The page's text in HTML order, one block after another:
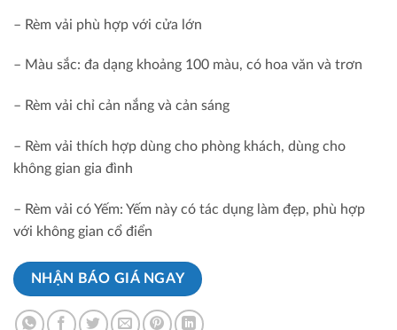
– Rèm vải phù hợp với cửa lớn
– Màu sắc: đa dạng khoảng 100 màu, có hoa văn và trơn
– Rèm vải chỉ cản nắng và cản sáng
– Rèm vải thích hợp dùng cho phòng khách, dùng cho
không gian gia đình
– Rèm vải có Yếm: Yếm này có tác dụng làm đẹp, phù hợp
với không gian cổ điển
NHẬN BÁO GIÁ NGAY